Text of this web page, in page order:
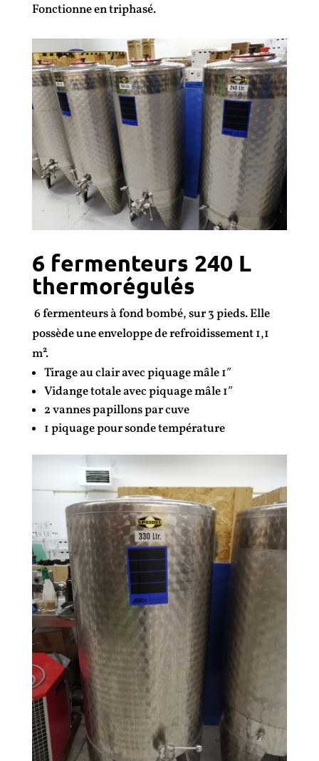
Fonctionne en triphasé.
6 fermenteurs 240 L
thermorégulés
6 fermenteurs à fond bombé, sur 3 pieds. Elle
possède une enveloppe de refroidissement 1,1
m².
Tirage au clair avec piquage mâle 1″
Vidange totale avec piquage mâle 1″
2 vannes papillons par cuve
1 piquage pour sonde température